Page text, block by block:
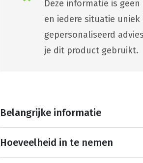
Deze informatie is
en iedere situatie
gepersonaliseerd
je dit product gebruikt.
Belangrijke informatie
Hoeveelheid in te nemen